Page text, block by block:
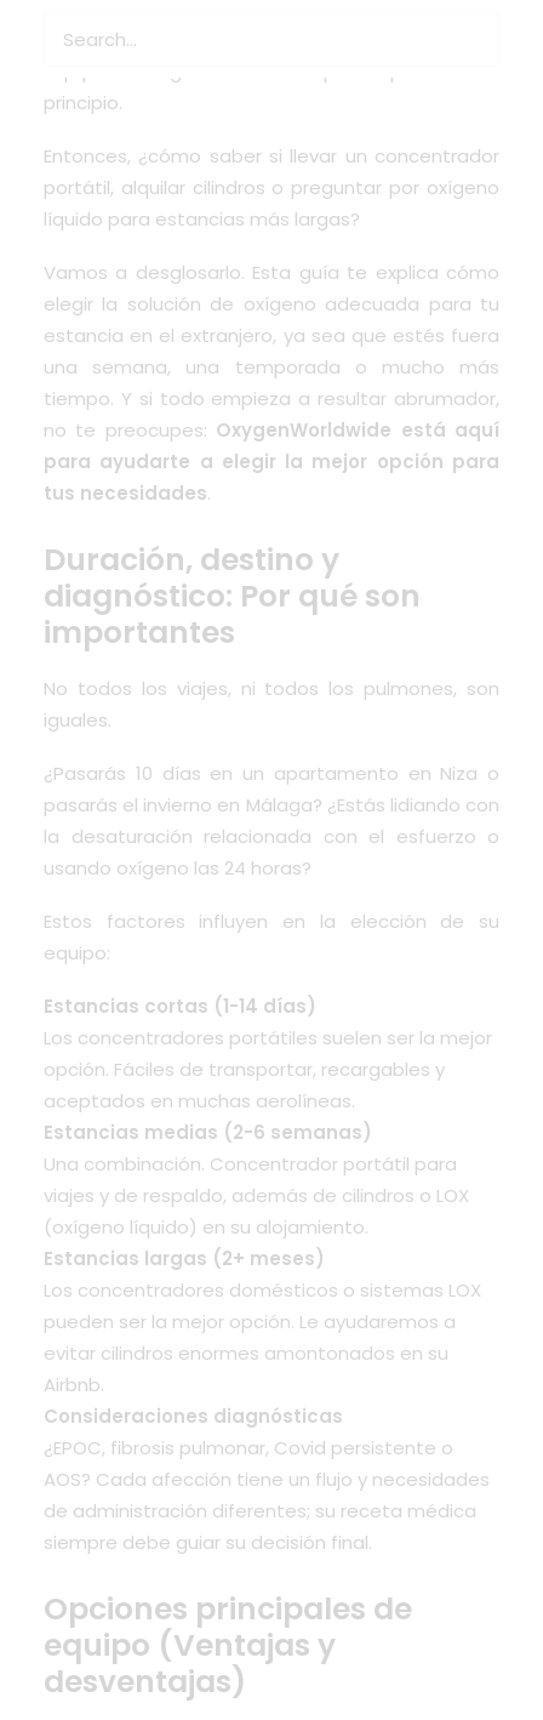
acertijo con jetlag. Pero seamos sinceros: elegir el
principio.
Entonces, ¿cómo saber si llevar un concentrador
portátil, alquilar cilindros o preguntar por oxígeno
líquido para estancias más largas?
Vamos a desglosarlo. Esta guía te explica cómo
elegir la solución de oxígeno adecuada para tu
estancia en el extranjero, ya sea que estés fuera
una semana, una temporada o mucho más
tiempo. Y si todo empieza a resultar abrumador,
no te preocupes: OxygenWorldwide está aquí
para ayudarte a elegir la mejor opción para
tus necesidades.
Duración, destino y
diagnóstico: Por qué son
importantes
No todos los viajes, ni todos los pulmones, son
iguales.
¿Pasarás 10 días en un apartamento en Niza o
pasarás el invierno en Málaga? ¿Estás lidiando con
la desaturación relacionada con el esfuerzo o
usando oxígeno las 24 horas?
Estos factores influyen en la elección de su
equipo:
Estancias cortas (1-14 días)
Los concentradores portátiles suelen ser la mejor
opción. Fáciles de transportar, recargables y
aceptados en muchas aerolíneas.
Estancias medias (2-6 semanas)
Una combinación. Concentrador portátil para
viajes y de respaldo, además de cilindros o LOX
(oxígeno líquido) en su alojamiento.
Estancias largas (2+ meses)
Los concentradores domésticos o sistemas LOX
pueden ser la mejor opción. Le ayudaremos a
evitar cilindros enormes amontonados en su
Airbnb.
Consideraciones diagnósticas
¿EPOC, fibrosis pulmonar, Covid persistente o
AOS? Cada afección tiene un flujo y necesidades
de administración diferentes; su receta médica
siempre debe guiar su decisión final.
Opciones principales de
equipo (Ventajas y
desventajas)